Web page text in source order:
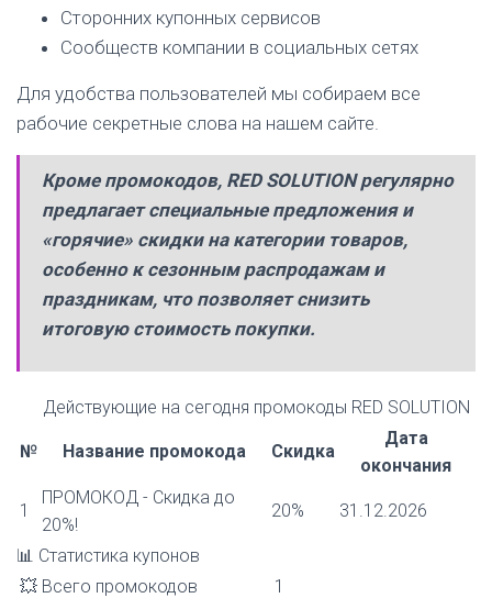
Сторонних купонных сервисов
Сообществ компании в социальных сетях
Для удобства пользователей мы собираем все
рабочие секретные слова на нашем сайте.
Кроме промокодов, RED SOLUTION регулярно
предлагает специальные предложения и
«горячие» скидки на категории товаров,
особенно к сезонным распродажам и
праздникам, что позволяет снизить
итоговую стоимость покупки.
Действующие на сегодня промокоды RED SOLUTION
№ Название промокода Скидка
Дата
окончания
1
ПРОМОКОД - Скидка до
20%!
20% 31.12.2026
📊 Статистика купонов
💥 Всего промокодов
1